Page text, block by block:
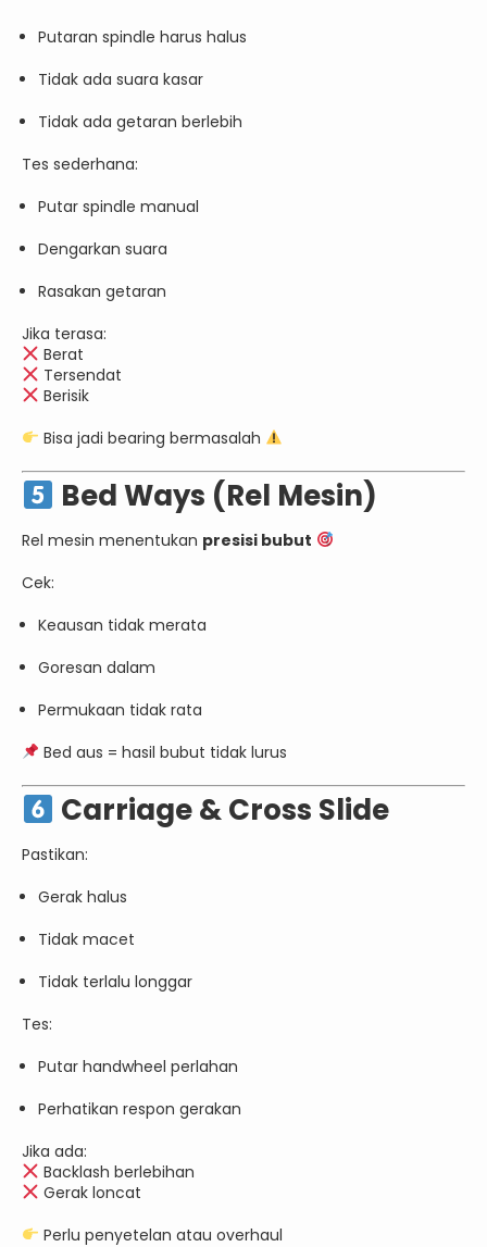
Putaran spindle harus halus
Tidak ada suara kasar
Tidak ada getaran berlebih
Tes sederhana:
Putar spindle manual
Dengarkan suara
Rasakan getaran
Jika terasa:
Berat
Tersendat
Berisik
Bisa jadi bearing bermasalah
Bed Ways (Rel Mesin)
Rel mesin menentukan presisi bubut
Cek:
Keausan tidak merata
Goresan dalam
Permukaan tidak rata
Bed aus = hasil bubut tidak lurus
Carriage & Cross Slide
Pastikan:
Gerak halus
Tidak macet
Tidak terlalu longgar
Tes:
Putar handwheel perlahan
Perhatikan respon gerakan
Jika ada:
Backlash berlebihan
Gerak loncat
Perlu penyetelan atau overhaul